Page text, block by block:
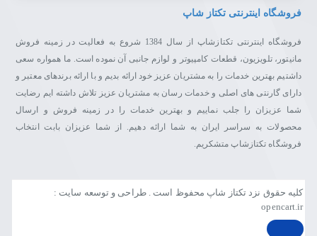
فروشگاه اینترنتی تکتاز شاپ
فروشگاه اینترنتی تکتازشاپ از سال 1384 شروع به فعالیت در زمینه فروش
مانیتور، تلویزیون، قطعات کامپیوتر و لوازم جانبی آن نموده است. ما همواره سعی
داشتیم بهترین خدمات را به مشتریان عزیز خود ارائه بدیم و با ارائه برندهای معتبر و
دارای گارنتی های اصلی و خدمات رسان به مشتریان عزیز تلاش داشته ایم رضایت
شما عزیزان را جلب نماییم و بهترین خدمات را در زمینه فروش و ارسال
محصولات به سراسر ایران به شما ارائه دهیم. از شما عزیزان بابت انتخاب
فروشگاه تکتازشاپ متشکریم.
کلیه حقوق نزد تکتاز شاپ محفوظ است . طراحی و توسعه سایت :
opencart.ir